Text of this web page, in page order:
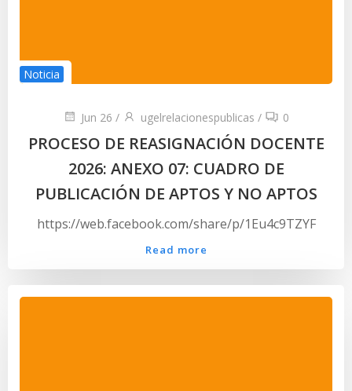
Noticia
Jun 26 / ugelrelacionespublicas / 0
PROCESO DE REASIGNACIÓN DOCENTE
2026: ANEXO 07: CUADRO DE
PUBLICACIÓN DE APTOS Y NO APTOS
https://web.facebook.com/share/p/1Eu4c9TZYF
Read more